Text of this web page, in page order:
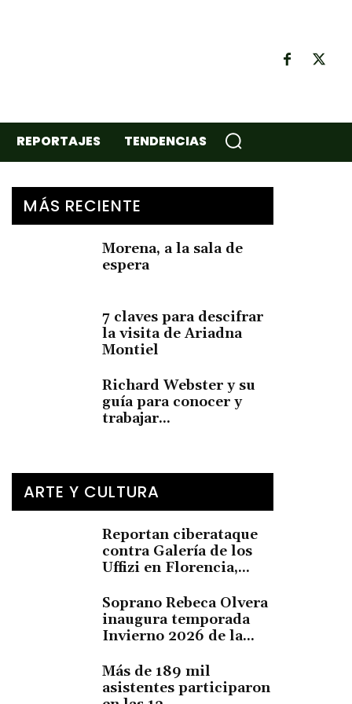
REPORTAJES TENDENCIAS
MÁS RECIENTE
Morena, a la sala de
espera
7 claves para descifrar
la visita de Ariadna
Montiel
Richard Webster y su
guía para conocer y
trabajar...
ARTE Y CULTURA
Reportan ciberataque
contra Galería de los
Uffizi en Florencia,...
Soprano Rebeca Olvera
inaugura temporada
Invierno 2026 de la...
Más de 189 mil
asistentes participaron